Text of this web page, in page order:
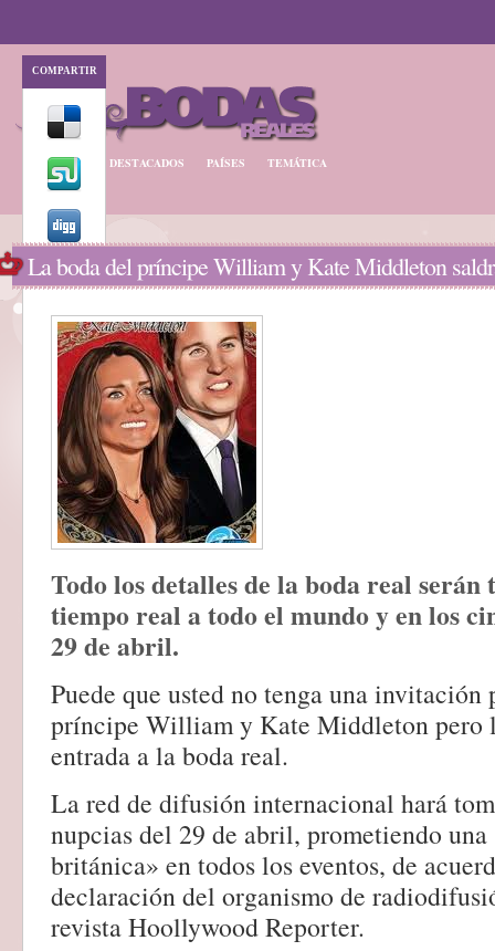
BODA REAL DESTACADOS PAÍSES TEMÁTICA
COMPARTIR
La boda del príncipe William y Kate Middleton
Todo los detalles de la boda real
tiempo real a todo el mundo y en los
29 de abril.
Puede que usted no tenga una
príncipe William y Kate Middleton pero
entrada a la boda real.
La red de difusión internacional hará
nupcias del 29 de abril, prometiendo
británica» en todos los eventos, de
declaración del organismo de
revista Hoollywood Reporter.